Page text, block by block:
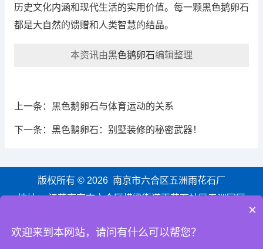
历史文化内涵和现代生活的实用价值。每一颗黑色鹅卵石
都是大自然的馈赠和人类智慧的结晶。
本资讯由黑色鹅卵石编辑整理
上一条： 黑色鹅卵石与体育运动的关系
下一条： 黑色鹅卵石：别墅装修的秘密武器！
版权所有 © 2026 南京市六合区五洲雨花石厂
地址： 江苏南京市六合区横梁街道雨花石社区五洲园区
×
欢迎来到本网站，请问有什么可以帮您？